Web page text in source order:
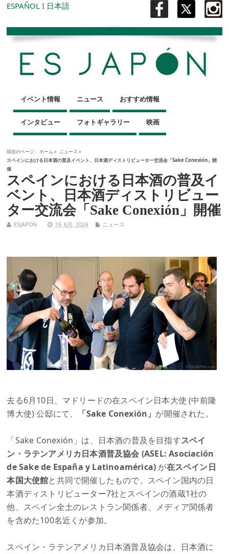
ESPAÑOL I 日本語
イベント情報 ニュース おすすめ情報
インタビュー フォトギャラリー 映画
現在のページ : ホーム » ニュース »
スペインにおける日本酒の普及イベント、日本酒ディストリビューター交流会「Sake Conexión」開
催
スペインにおける日本酒の普及イ
ベント、日本酒ディストリビュー
ター交流会「Sake Conexión」開催
ESJAPON 19, 6月, 2024 ニュース
去る6月10日、マドリードの在スペイン日本大使 (中前隆
博大使) 公邸にて、
「Sake Conexión」 が開催された。
「Sake Conexión」は、日本酒の普及を目指すスペイ
ン・ラテンアメリカ日本酒普及協会 (ASEL: Asociación
de Sake de España y Latinoamérica) が在スペイン日
本国大使館と共同で開催したもので、スペイン国内の日
本酒ディストリビューター7社とスペインの酒蔵1社の
他、スペイン全土のレストラン関係者、メディア関係者
を含めた100名近くが参加。
スペイン・ラテンアメリカ日本酒普及協会は、日本酒に